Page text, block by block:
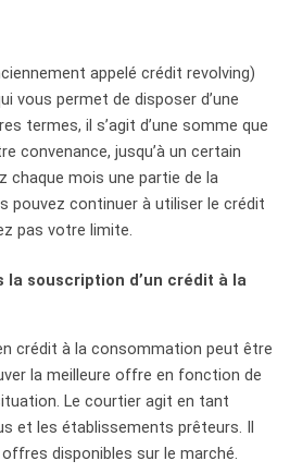
appelé crédit revolving)
vous permet de disposer d’une
termes, il s’agit d’une somme que
convenance, jusqu’à un certain
chaque mois une partie de la
pouvez continuer à utiliser le crédit
pas votre limite.
la souscription d’un crédit à la
crédit à la consommation peut être
la meilleure offre en fonction de
Le courtier agit en tant
et les établissements prêteurs. Il
disponibles sur le marché.